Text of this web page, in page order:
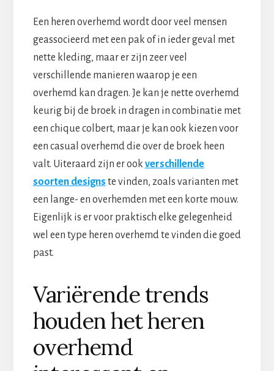
Een heren overhemd wordt door veel mensen
geassocieerd met een pak of in ieder geval met
nette kleding, maar er zijn zeer veel
verschillende manieren waarop je een
overhemd kan dragen. Je kan je nette overhemd
keurig bij de broek in dragen in combinatie met
een chique colbert, maar je kan ook kiezen voor
een casual overhemd die over de broek heen
valt. Uiteraard zijn er ook verschillende
soorten designs te vinden, zoals varianten met
een lange- en overhemden met een korte mouw.
Eigenlijk is er voor praktisch elke gelegenheid
wel een type heren overhemd te vinden die goed
past.
Variërende trends
houden het heren
overhemd